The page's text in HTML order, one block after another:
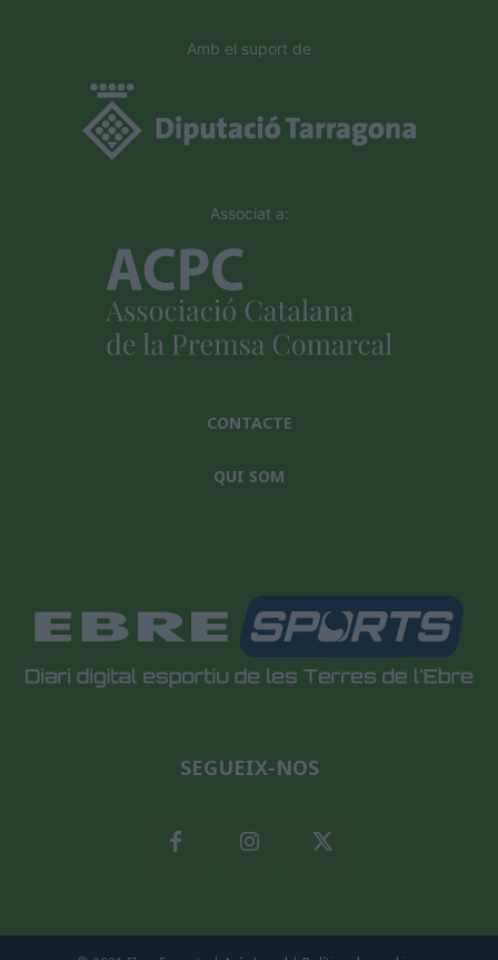
Amb el suport de
Associat a:
CONTACTE
QUI SOM
SEGUEIX-NOS